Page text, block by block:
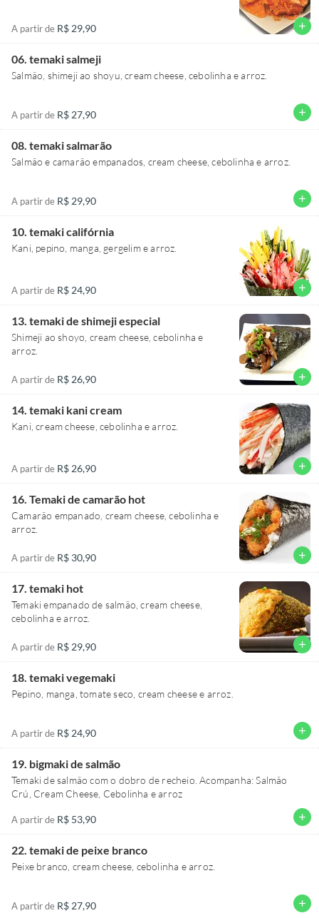
A partir de R$ 29,90 add
06. temaki salmeji
Salmão, shimeji ao shoyu, cream cheese, cebolinha e arroz.
A partir de R$ 27,90 add
08. temaki salmarão
Salmão e camarão empanados, cream cheese, cebolinha e arroz.
A partir de R$ 29,90 add
10. temaki califórnia
Kani, pepino, manga, gergelim e arroz.
A partir de R$ 24,90 add
13. temaki de shimeji especial
Shimeji ao shoyo, cream cheese, cebolinha e
arroz.
A partir de R$ 26,90 add
14. temaki kani cream
Kani, cream cheese, cebolinha e arroz.
A partir de R$ 26,90 add
16. Temaki de camarão hot
Camarão empanado, cream cheese, cebolinha e
arroz.
A partir de R$ 30,90 add
17. temaki hot
Temaki empanado de salmão, cream cheese,
cebolinha e arroz.
A partir de R$ 29,90 add
18. temaki vegemaki
Pepino, manga, tomate seco, cream cheese e arroz.
A partir de R$ 24,90 add
19. bigmaki de salmão
Temaki de salmão com o dobro de recheio. Acompanha: Salmão
Crú, Cream Cheese, Cebolinha e arroz
A partir de R$ 53,90 add
22. temaki de peixe branco
Peixe branco, cream cheese, cebolinha e arroz.
A partir de R$ 27,90 add